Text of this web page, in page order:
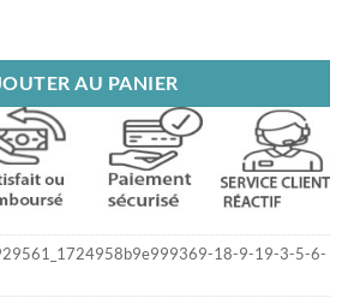
AU PANIER
18-9-19-3-5-6-